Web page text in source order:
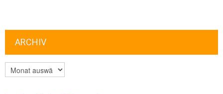
ARCHIV
ARCHIV